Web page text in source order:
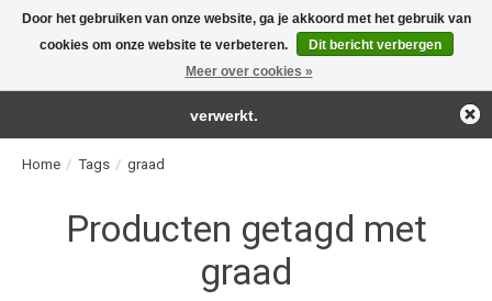
For the real detailing products!
Home / Tags / graad
Producten getagd met
graad
Door het gebruiken van onze website, ga je akkoord met het gebruik van
cookies om onze website te verbeteren.
Dit bericht verbergen
Meer over cookies »
← Keer terug naar de backofficeDeze winkel is in aanbouw.
Eventueel geplaatste orders zullen niet worden gehonoreerd of
verwerkt.